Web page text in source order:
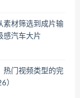
素材筛选到成片输
感汽车大片
热门视频类型的完
）